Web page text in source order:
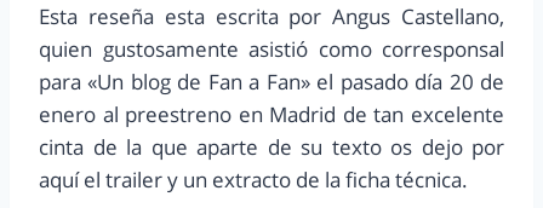
Esta reseña esta escrita por Angus Castellano,
quien gustosamente asistió como corresponsal
para «Un blog de Fan a Fan» el pasado día 20 de
enero al preestreno en Madrid de tan excelente
cinta de la que aparte de su texto os dejo por
aquí el trailer y un extracto de la ficha técnica.